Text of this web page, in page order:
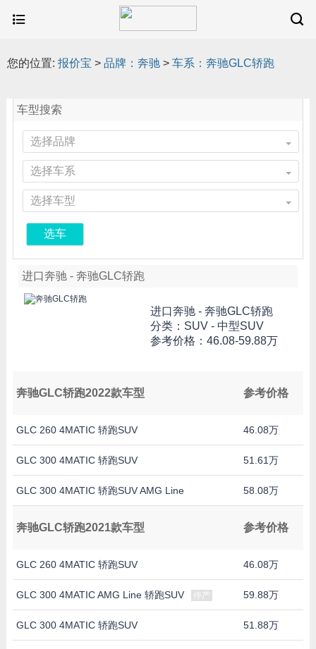
您的位置: 报价宝 > 品牌：奔驰 > 车系：奔驰GLC轿跑
车型搜索
选择品牌
选择车系
选择车型
选车
进口奔驰 - 奔驰GLC轿跑
进口奔驰 - 奔驰GLC轿跑
分类：SUV - 中型SUV
参考价格： 46.08-59.88万
奔驰GLC轿跑2022款车型 参考价格
GLC 260 4MATIC 轿跑SUV 46.08万
GLC 300 4MATIC 轿跑SUV 51.61万
GLC 300 4MATIC 轿跑SUV AMG Line 58.08万
奔驰GLC轿跑2021款车型 参考价格
GLC 260 4MATIC 轿跑SUV 46.08万
GLC 300 4MATIC AMG Line 轿跑SUV 停产 59.88万
GLC 300 4MATIC 轿跑SUV 51.88万